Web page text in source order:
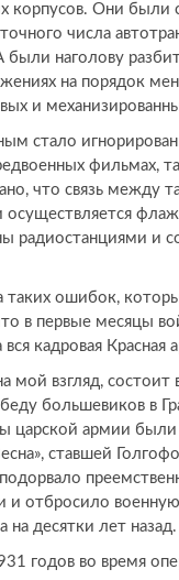
корпусов. Они
числа
были наголову
на порядок
и
стало
фильмах,
что связь между
осуществляется
радиостанциями и
таких ошибок,
в первые месяцы
кадровая Красная
мой взгляд, состоит
большевиков в
царской армии
ставшей
и отбросило
на десятки лет назад.
годов во время